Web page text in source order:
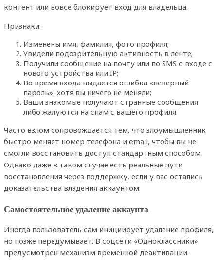
контент или вовсе блокирует вход для владельца.
Признаки:
Изменены имя, фамилия, фото профиля;
Увидели подозрительную активность в ленте;
Получили сообщение на почту или по SMS о входе с
нового устройства или IP;
Во время входа выдается ошибка «неверный
пароль», хотя вы ничего не меняли;
Ваши знакомые получают странные сообщения
либо жалуются на спам с вашего профиля.
Часто взлом сопровождается тем, что злоумышленник
быстро меняет номер телефона и email, чтобы вы не
смогли восстановить доступ стандартным способом.
Однако даже в таком случае есть реальные пути
восстановления через поддержку, если у вас остались
доказательства владения аккаунтом.
Самостоятельное удаление аккаунта
Иногда пользователь сам инициирует удаление профиля,
но позже передумывает. В соцсети «Одноклассники»
предусмотрен механизм временной деактивации.